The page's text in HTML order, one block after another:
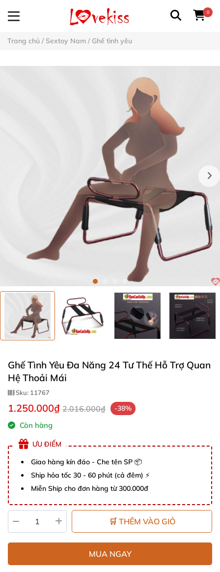
0
Trang chủ / Sextoy Nam / Ghế tình yêu
Ghế Tình Yêu Đa Năng 24 Tư Thế Hỗ Trợ Quan
Hệ Thoải Mái
Sku: 11767
1.250.000₫ 2.016.000₫ -38%
Còn hàng
ƯU ĐIỂM
Giao hàng kín đáo - Che tên SP 📦
Ship hỏa tốc 30 - 60 phút (cả đêm) ⚡
Miễn Ship cho đơn hàng từ 300.000đ
🛒 THÊM VÀO GIỎ
MUA NGAY